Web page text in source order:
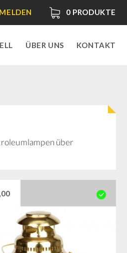
0 PRODUKTE
ÜBER UNS KONTAKT
über